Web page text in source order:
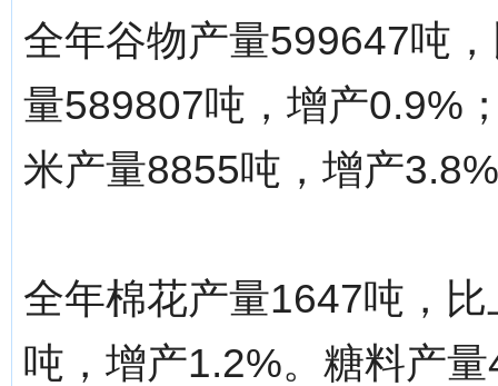
全年谷物产量599647吨
量589807吨，增产0.9%
米产量8855吨，增产
全年棉花产量1647吨，
吨，增产1.2%。糖料产